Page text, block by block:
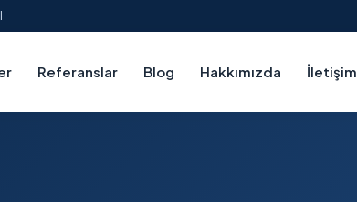
Referanslar Blog Hakkımızda İletişim